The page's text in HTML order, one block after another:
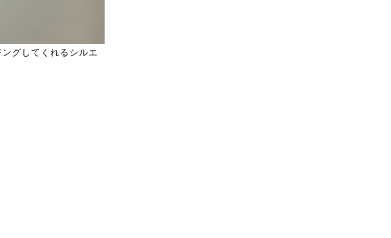
グしてくれるシルエ